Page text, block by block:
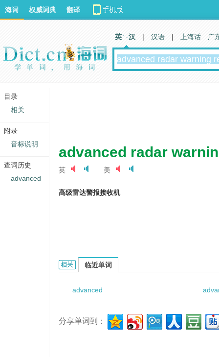
advanced radar
英 美
高级雷达警报接收机
Advanced Radar Warning Receiver的相关资料：
临近单词
advanced
分享单词到：
海词 权威词典 翻译
英 汉 | 汉语 | 上海话 广
目录
相关
附录
音标说明
查词历史
advanced